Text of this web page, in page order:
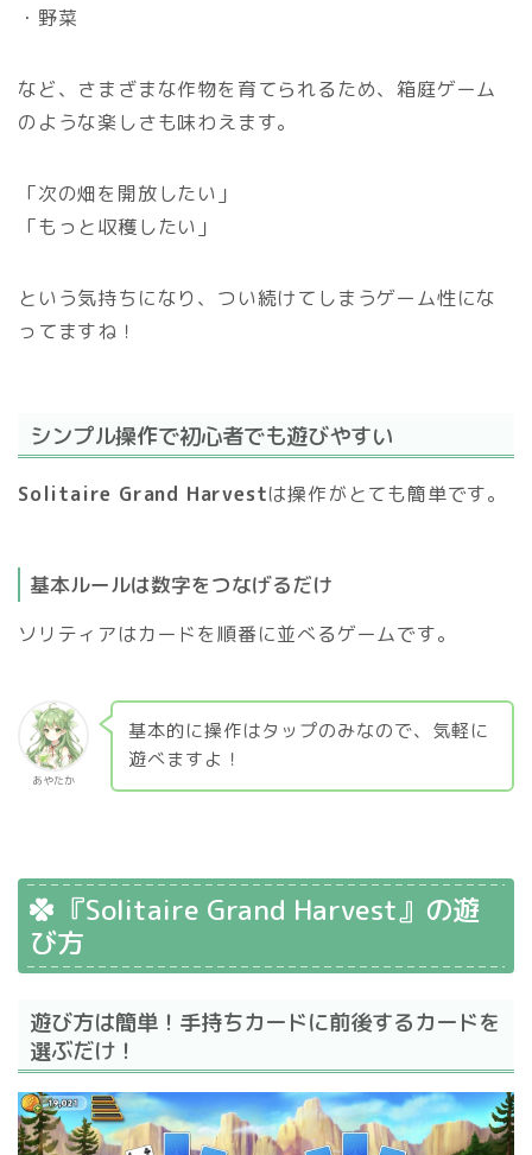
・野菜
など、さまざまな作物を育てられるため、箱庭ゲーム
のような楽しさも味わえます。
「次の畑を開放したい」
「もっと収穫したい」
という気持ちになり、つい続けてしまうゲーム性にな
ってますね！
シンプル操作で初心者でも遊びやすい
Solitaire Grand Harvestは操作がとても簡単です。
基本ルールは数字をつなげるだけ
ソリティアはカードを順番に並べるゲームです。
あやたか
基本的に操作はタップのみなので、気軽に
遊べますよ！
『Solitaire Grand Harvest』の遊
び方
遊び方は簡単！手持ちカードに前後するカードを
選ぶだけ！